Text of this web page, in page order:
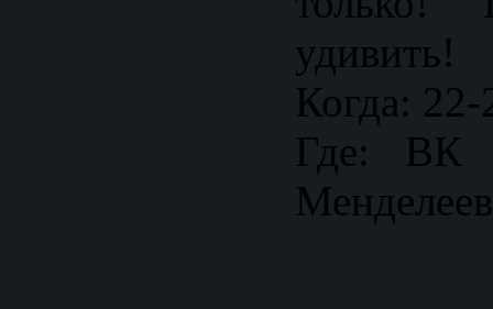
удивить!
Когда: 22-
Где: ВК